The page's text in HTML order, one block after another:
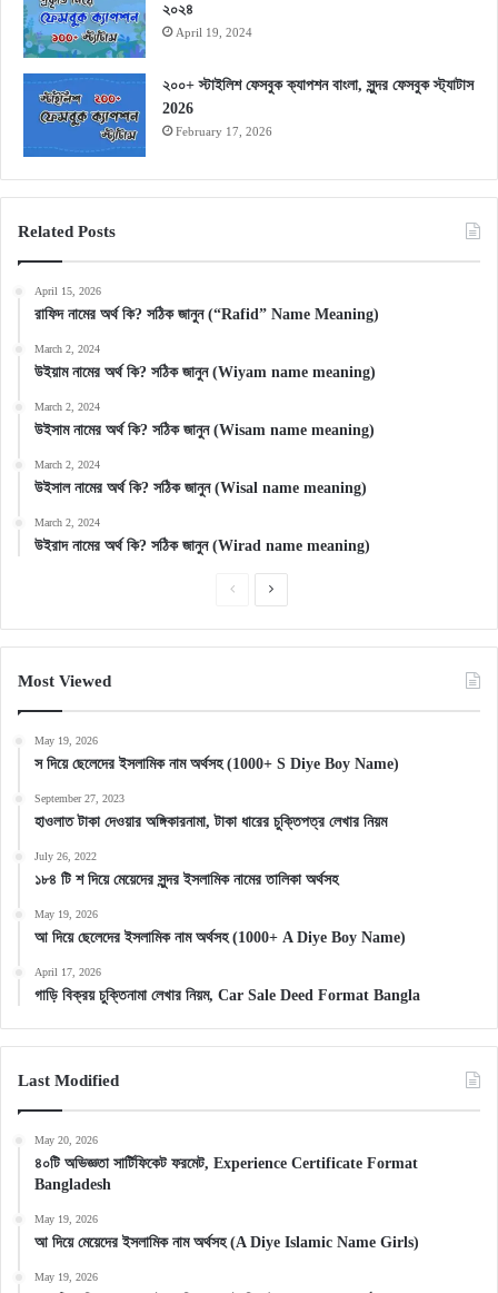
২০২৪
April 19, 2024
২০০+ স্টাইলিশ ফেসবুক ক্যাপশন বাংলা, সুন্দর ফেসবুক স্ট্যাটাস
2026
February 17, 2026
Related Posts
April 15, 2026
রাফিদ নামের অর্থ কি? সঠিক জানুন (“Rafid” Name Meaning)
March 2, 2024
উইয়াম নামের অর্থ কি? সঠিক জানুন (Wiyam name meaning)
March 2, 2024
উইসাম নামের অর্থ কি? সঠিক জানুন (Wisam name meaning)
March 2, 2024
উইসাল নামের অর্থ কি? সঠিক জানুন (Wisal name meaning)
March 2, 2024
উইরাদ নামের অর্থ কি? সঠিক জানুন (Wirad name meaning)
PreviousNext
Most Viewed
May 19, 2026
স দিয়ে ছেলেদের ইসলামিক নাম অর্থসহ (1000+ S Diye Boy Name)
September 27, 2023
হাওলাত টাকা দেওয়ার অঙ্গিকারনামা, টাকা ধারের চুক্তিপত্র লেখার নিয়ম
July 26, 2022
১৮৪ টি শ দিয়ে মেয়েদের সুন্দর ইসলামিক নামের তালিকা অর্থসহ
May 19, 2026
আ দিয়ে ছেলেদের ইসলামিক নাম অর্থসহ (1000+ A Diye Boy Name)
April 17, 2026
গাড়ি বিক্রয় চুক্তিনামা লেখার নিয়ম, Car Sale Deed Format Bangla
Last Modified
May 20, 2026
৪০টি অভিজ্ঞতা সার্টিফিকেট ফরমেট, Experience Certificate Format
Bangladesh
May 19, 2026
আ দিয়ে মেয়েদের ইসলামিক নাম অর্থসহ (A Diye Islamic Name Girls)
May 19, 2026